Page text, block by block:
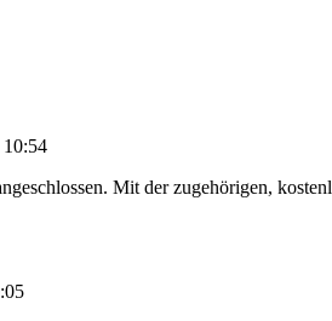
Mit der zugehörigen,